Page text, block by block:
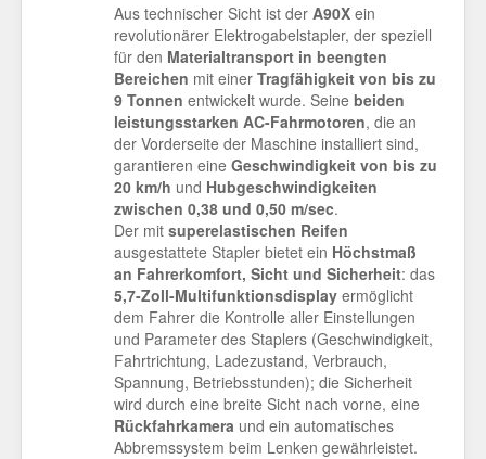
Aus technischer Sicht ist der A90X ein
revolutionärer Elektrogabelstapler, der speziell
für den Materialtransport in beengten
Bereichen mit einer Tragfähigkeit von bis zu
9 Tonnen entwickelt wurde. Seine beiden
leistungsstarken AC-Fahrmotoren, die an
der Vorderseite der Maschine installiert sind,
garantieren eine Geschwindigkeit von bis zu
20 km/h und Hubgeschwindigkeiten
zwischen 0,38 und 0,50 m/sec.
Der mit superelastischen Reifen
ausgestattete Stapler bietet ein Höchstmaß
an Fahrerkomfort, Sicht und Sicherheit: das
5,7-Zoll-Multifunktionsdisplay ermöglicht
dem Fahrer die Kontrolle aller Einstellungen
und Parameter des Staplers (Geschwindigkeit,
Fahrtrichtung, Ladezustand, Verbrauch,
Spannung, Betriebsstunden); die Sicherheit
wird durch eine breite Sicht nach vorne, eine
Rückfahrkamera und ein automatisches
Abbremssystem beim Lenken gewährleistet.